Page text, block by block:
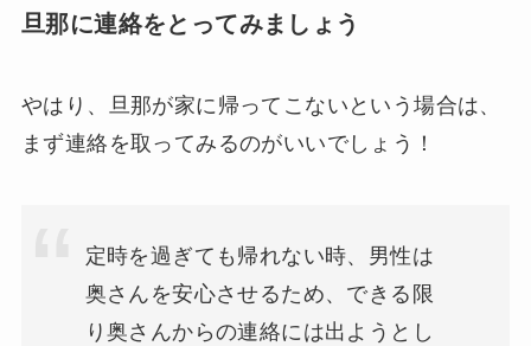
旦那に連絡をとってみましょう
やはり、旦那が家に帰ってこないという場合は、
まず連絡を取ってみるのがいいでしょう！
定時を過ぎても帰れない時、男性は
奥さんを安心させるため、できる限
り奥さんからの連絡には出ようとし